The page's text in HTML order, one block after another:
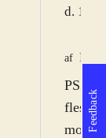
d. 19.
af
PS3,
fleste,
Feedback